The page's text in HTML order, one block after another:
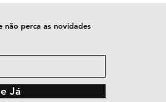
não perca as novidades
Já